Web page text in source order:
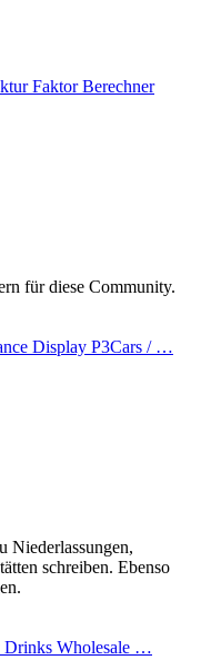
Faktor Berechner
für diese Community.
Display P3Cars / …
Niederlassungen,
schreiben. Ebenso
Drinks Wholesale …